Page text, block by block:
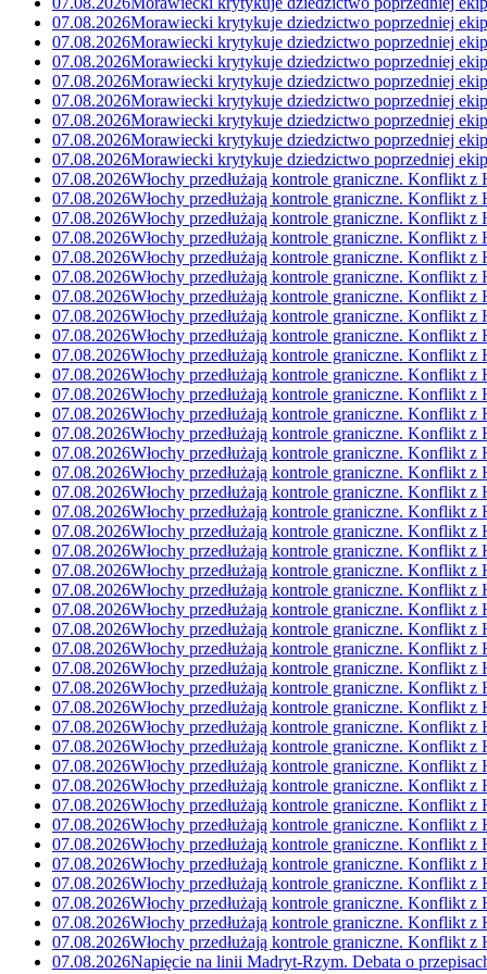
07.08.2026Morawiecki krytykuje dziedzictwo poprzedniej
07.08.2026Morawiecki krytykuje dziedzictwo poprzedniej
07.08.2026Morawiecki krytykuje dziedzictwo poprzedniej
07.08.2026Morawiecki krytykuje dziedzictwo poprzedniej
07.08.2026Morawiecki krytykuje dziedzictwo poprzedniej
07.08.2026Morawiecki krytykuje dziedzictwo poprzedniej
07.08.2026Morawiecki krytykuje dziedzictwo poprzedniej
07.08.2026Morawiecki krytykuje dziedzictwo poprzedniej
07.08.2026Włochy przedłużają kontrole graniczne. Konflikt z
07.08.2026Włochy przedłużają kontrole graniczne. Konflikt z
07.08.2026Włochy przedłużają kontrole graniczne. Konflikt z
07.08.2026Włochy przedłużają kontrole graniczne. Konflikt z
07.08.2026Włochy przedłużają kontrole graniczne. Konflikt z
07.08.2026Włochy przedłużają kontrole graniczne. Konflikt z
07.08.2026Włochy przedłużają kontrole graniczne. Konflikt z
07.08.2026Włochy przedłużają kontrole graniczne. Konflikt z
07.08.2026Włochy przedłużają kontrole graniczne. Konflikt z
07.08.2026Włochy przedłużają kontrole graniczne. Konflikt z
07.08.2026Włochy przedłużają kontrole graniczne. Konflikt z
07.08.2026Włochy przedłużają kontrole graniczne. Konflikt z
07.08.2026Włochy przedłużają kontrole graniczne. Konflikt z
07.08.2026Włochy przedłużają kontrole graniczne. Konflikt z
07.08.2026Włochy przedłużają kontrole graniczne. Konflikt z
07.08.2026Włochy przedłużają kontrole graniczne. Konflikt z
07.08.2026Włochy przedłużają kontrole graniczne. Konflikt z
07.08.2026Włochy przedłużają kontrole graniczne. Konflikt z
07.08.2026Włochy przedłużają kontrole graniczne. Konflikt z
07.08.2026Włochy przedłużają kontrole graniczne. Konflikt z
07.08.2026Włochy przedłużają kontrole graniczne. Konflikt z
07.08.2026Włochy przedłużają kontrole graniczne. Konflikt z
07.08.2026Włochy przedłużają kontrole graniczne. Konflikt z
07.08.2026Włochy przedłużają kontrole graniczne. Konflikt z
07.08.2026Włochy przedłużają kontrole graniczne. Konflikt z
07.08.2026Włochy przedłużają kontrole graniczne. Konflikt z
07.08.2026Włochy przedłużają kontrole graniczne. Konflikt z
07.08.2026Włochy przedłużają kontrole graniczne. Konflikt z
07.08.2026Włochy przedłużają kontrole graniczne. Konflikt z
07.08.2026Włochy przedłużają kontrole graniczne. Konflikt z
07.08.2026Włochy przedłużają kontrole graniczne. Konflikt z
07.08.2026Włochy przedłużają kontrole graniczne. Konflikt z
07.08.2026Włochy przedłużają kontrole graniczne. Konflikt z
07.08.2026Włochy przedłużają kontrole graniczne. Konflikt z
07.08.2026Włochy przedłużają kontrole graniczne. Konflikt z
07.08.2026Włochy przedłużają kontrole graniczne. Konflikt z
07.08.2026Włochy przedłużają kontrole graniczne. Konflikt z
07.08.2026Włochy przedłużają kontrole graniczne. Konflikt z
07.08.2026Włochy przedłużają kontrole graniczne. Konflikt z
07.08.2026Włochy przedłużają kontrole graniczne. Konflikt z
07.08.2026Napięcie na linii Madryt-Rzym. Debata o